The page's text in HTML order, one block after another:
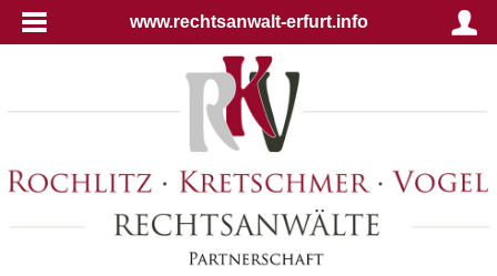
www.rechtsanwalt-erfurt.info